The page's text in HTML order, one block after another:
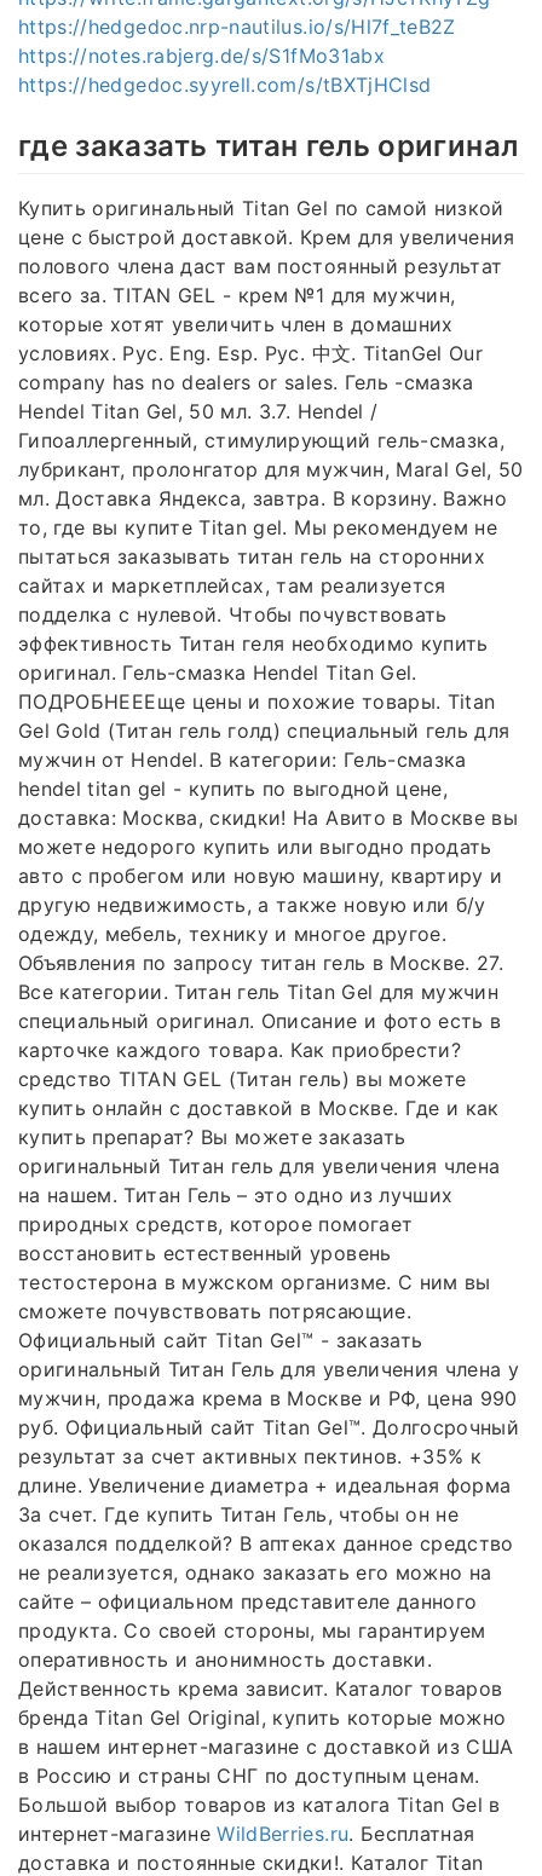
https://hedgedoc.nrp-nautilus.io/s/Hl7f_teB2Z
https://notes.rabjerg.de/s/S1fMo31abx
https://hedgedoc.syyrell.com/s/tBXTjHClsd
где заказать титан гель оригинал
Купить оригинальный Titan Gel по самой низкой
цене с быстрой доставкой. Крем для увеличения
полового члена даст вам постоянный результат
всего за. TITAN GEL - крем №1 для мужчин,
которые хотят увеличить член в домашних
условиях. Рус. Eng. Esp. Рус. 中文. TitanGel Our
company has no dealers or sales. Гель -смазка
Hendel Titan Gel, 50 мл. 3.7. Hendel /
Гипоаллергенный, стимулирующий гель-смазка,
лубрикант, пролонгатор для мужчин, Maral Gel, 50
мл. Доставка Яндекса, завтра. В корзину. Важно
то, где вы купите Titan gel. Мы рекомендуем не
пытаться заказывать титан гель на сторонних
сайтах и маркетплейсах, там реализуется
подделка с нулевой. Чтобы почувствовать
эффективность Титан геля необходимо купить
оригинал. Гель-смазка Hendel Titan Gel.
ПОДРОБНЕЕЕще цены и похожие товары. Titan
Gel Gold (Титан гель голд) специальный гель для
мужчин от Hendel. В категории: Гель-смазка
hendel titan gel - купить по выгодной цене,
доставка: Москва, скидки! На Авито в Москве вы
можете недорого купить или выгодно продать
авто с пробегом или новую машину, квартиру и
другую недвижимость, а также новую или б/у
одежду, мебель, технику и многое другое.
Объявления по запросу титан гель в Москве. 27.
Все категории. Титан гель Titan Gel для мужчин
специальный оригинал. Описание и фото есть в
карточке каждого товара. Как приобрести?
средство TITAN GEL (Титан гель) вы можете
купить онлайн с доставкой в Москве. Где и как
купить препарат? Вы можете заказать
оригинальный Титан гель для увеличения члена
на нашем. Титан Гель – это одно из лучших
природных средств, которое помогает
восстановить естественный уровень
тестостерона в мужском организме. С ним вы
сможете почувствовать потрясающие.
Официальный сайт Titan Gel™ - заказать
оригинальный Титан Гель для увеличения члена у
мужчин, продажа крема в Москве и РФ, цена 990
руб. Официальный сайт Titan Gel™. Долгосрочный
результат за счет активных пектинов. +35% к
длине. Увеличение диаметра + идеальная форма
За счет. Где купить Титан Гель, чтобы он не
оказался подделкой? В аптеках данное средство
не реализуется, однако заказать его можно на
сайте – официальном представителе данного
продукта. Со своей стороны, мы гарантируем
оперативность и анонимность доставки.
Действенность крема зависит. Каталог товаров
бренда Titan Gel Original, купить которые можно
в нашем интернет-магазине с доставкой из США
в Россию и страны СНГ по доступным ценам.
Большой выбор товаров из каталога Titan Gel в
интернет-магазинеWildBerries.ru. Бесплатная
доставка и постоянные скидки!. Каталог Titan